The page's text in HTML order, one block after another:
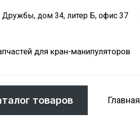
Дружбы, дом 34, литер Б, офис 37
для кран-манипуляторов
товаров Главная